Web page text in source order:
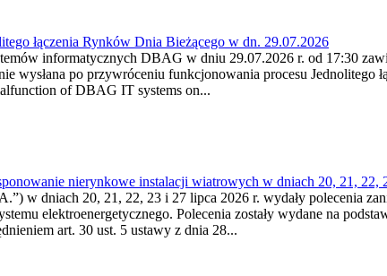
łączenia Rynków Dnia Bieżącego w dn. 29.07.2026
informatycznych DBAG w dniu 29.07.2026 r. od 17:30
wysłana po przywróceniu funkcjonowania procesu Jednolitego
of DBAG IT systems on...
nierynkowe instalacji wiatrowych w dniach 20, 21, 22,
w dniach 20, 21, 22, 23 i 27 lipca 2026 r. wydały polecenia
elektroenergetycznego. Polecenia zostały wydane na
art. 30 ust. 5 ustawy z dnia 28...